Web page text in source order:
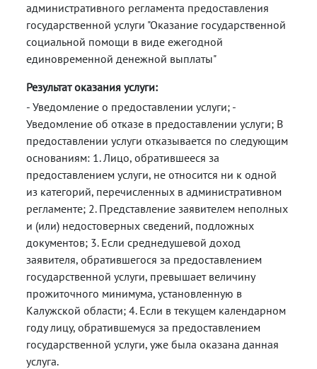
административного регламента предоставления
государственной услуги "Оказание государственной
социальной помощи в виде ежегодной
единовременной денежной выплаты"
Результат оказания услуги:
- Уведомление о предоставлении услуги; -
Уведомление об отказе в предоставлении услуги; В
предоставлении услуги отказывается по следующим
основаниям: 1. Лицо, обратившееся за
предоставлением услуги, не относится ни к одной
из категорий, перечисленных в административном
регламенте; 2. Представление заявителем неполных
и (или) недостоверных сведений, подложных
документов; 3. Если среднедушевой доход
заявителя, обратившегося за предоставлением
государственной услуги, превышает величину
прожиточного минимума, установленную в
Калужской области; 4. Если в текущем календарном
году лицу, обратившемуся за предоставлением
государственной услуги, уже была оказана данная
услуга.